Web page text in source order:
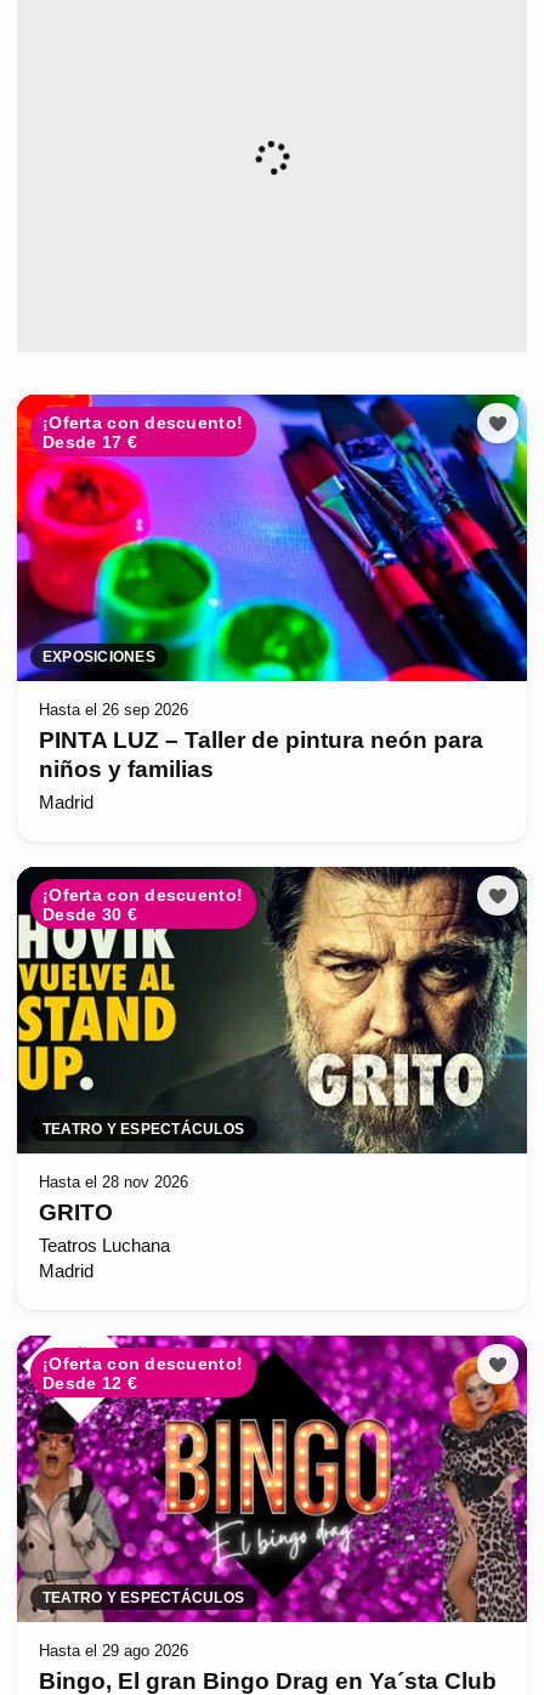
¡Oferta con descuento!
Desde 17 €
EXPOSICIONES
Hasta el 26 sep 2026
PINTA LUZ – Taller de pintura neón para
niños y familias
Madrid
¡Oferta con descuento!
Desde 30 €
TEATRO Y ESPECTÁCULOS
Hasta el 28 nov 2026
GRITO
Teatros Luchana
Madrid
¡Oferta con descuento!
Desde 12 €
TEATRO Y ESPECTÁCULOS
Hasta el 29 ago 2026
Bingo, El gran Bingo Drag en Ya´sta Club